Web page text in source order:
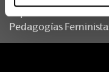
Experto en
Pedagogías